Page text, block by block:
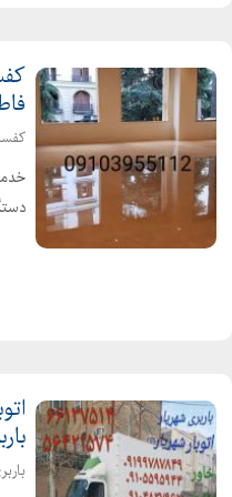
قیمت گل آگلونما قرمز
قیمت گل زاموفیلیا ابلق
قیمت گل زامیفولیا ابلق
قیمت گل زامیفولیا بلک
قیمت گل سانسوریا بدون گلدان
قیمت گل سانسوریا پاکوتاه
قیمت گیاهان آپارتمانی گلدار
گل زامفولیا
گلدان سانسوریا ابلق